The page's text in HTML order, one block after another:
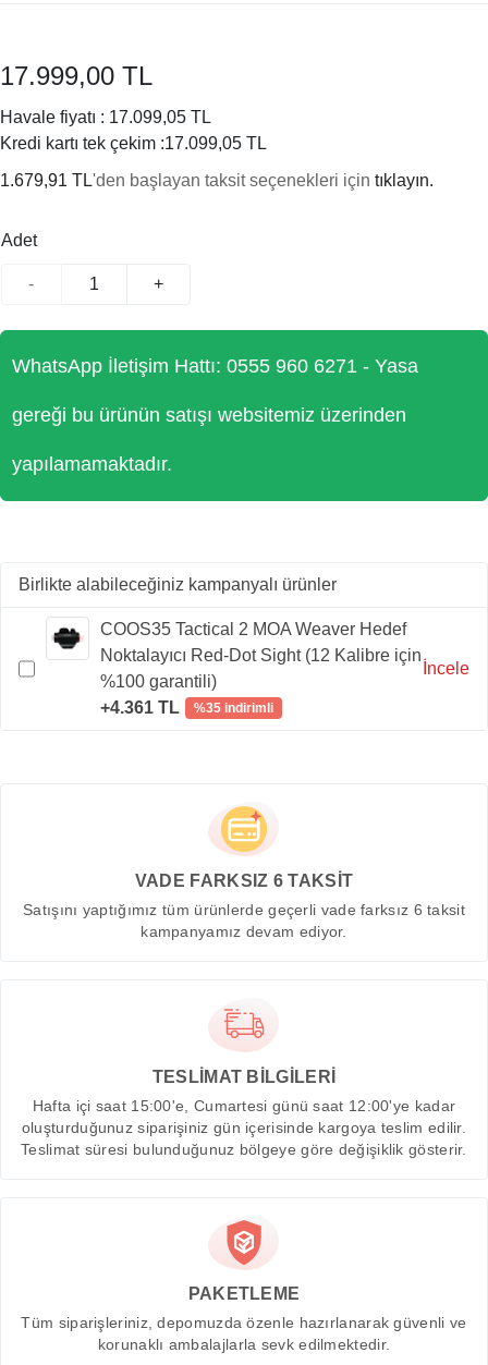
17.999,00 TL
Havale fiyatı : 17.099,05 TL
Kredi kartı tek çekim :17.099,05 TL
1.679,91 TL'den başlayan taksit seçenekleri için tıklayın.
Adet
- +
WhatsApp İletişim Hattı: 0555 960 6271 - Yasa
gereği bu ürünün satışı websitemiz üzerinden
yapılamamaktadır.
Birlikte alabileceğiniz kampanyalı ürünler
COOS35 Tactical 2 MOA Weaver Hedef
Noktalayıcı Red-Dot Sight (12 Kalibre için
%100 garantili)
+4.361 TL
%35 indirimli
İncele
VADE FARKSIZ 6 TAKSİT
Satışını yaptığımız tüm ürünlerde geçerli vade farksız 6 taksit
kampanyamız devam ediyor.
TESLİMAT BİLGİLERİ
Hafta içi saat 15:00'e, Cumartesi günü saat 12:00'ye kadar
oluşturduğunuz siparişiniz gün içerisinde kargoya teslim edilir.
Teslimat süresi bulunduğunuz bölgeye göre değişiklik gösterir.
PAKETLEME
Tüm siparişleriniz, depomuzda özenle hazırlanarak güvenli ve
korunaklı ambalajlarla sevk edilmektedir.